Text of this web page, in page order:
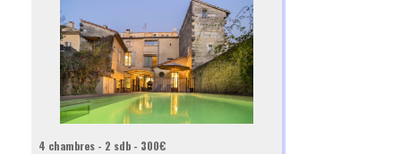
4 chambres - 2 sdb - 300€